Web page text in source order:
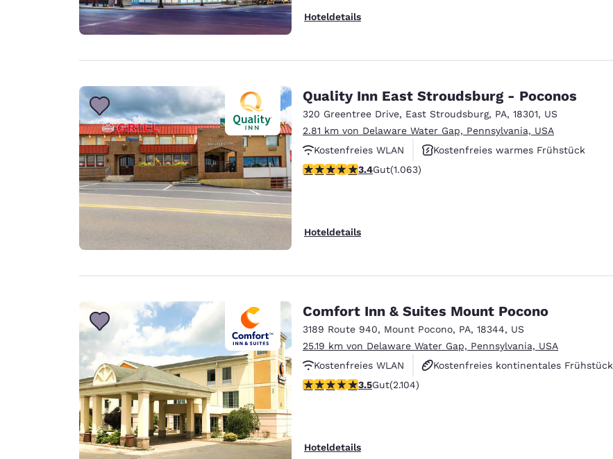
Hoteldetails
Quality Inn East Stroudsburg - Poconos
320 Greentree Drive, East Stroudsburg, PA, 18301, US
2.81 km von Delaware Water Gap, Pennsylvania, USA
Kostenfreies WLAN
Kostenfreies warmes Frühstück
Haustierfreundlich
3.39-Sterne-Bewertung. Gut. 1063 Bewertungen
3.4Gut(1.063)
Hoteldetails
Comfort Inn & Suites Mount Pocono
3189 Route 940, Mount Pocono, PA, 18344, US
25.19 km von Delaware Water Gap, Pennsylvania, USA
Kostenfreies WLAN
Kostenfreies kontinentales Frühstück
Kostenfreies warmes Frühstück
3.49-Sterne-Bewertung. Gut. 2104 Bewertungen
3.5Gut(2.104)
Hoteldetails